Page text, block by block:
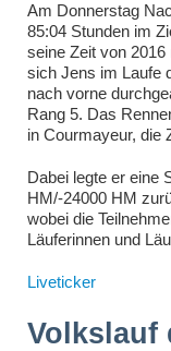
Am Donnerstag
85:04 Stunden im
seine Zeit von
sich Jens im Laufe
nach vorne
Rang 5. Das
in Courmayeur, die
Dabei legte er eine
HM/-24000 HM
wobei die
Läuferinnen und
Liveticker
Volkslauf